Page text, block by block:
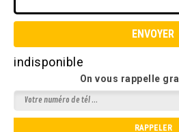
indisponible
On vous rappelle